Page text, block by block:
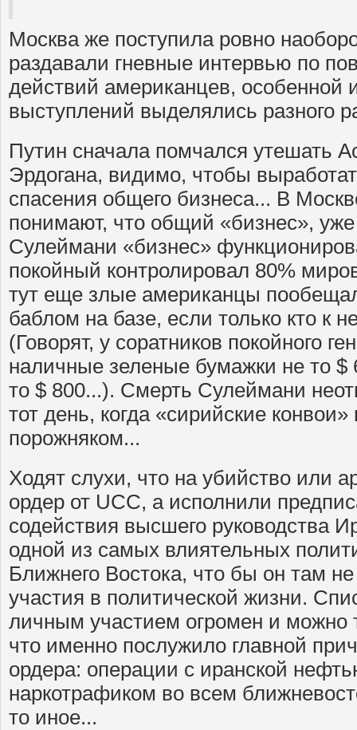
Москва же поступила ровно
раздавали гневные интервью по
действий американцев, особенной
выступлений выделялись разного
Путин сначала помчался утешать
Эрдогана, видимо, чтобы
спасения общего бизнеса... В
понимают, что общий «бизнес»,
Сулеймани «бизнес»
покойный контролировал 80%
тут еще злые американцы
баблом на базе, если только кто к
(Говорят, у соратников покойного
наличные зеленые бумажки не то $
то $ 800...). Смерть Сулеймани
тот день, когда «сирийские конвои»
порожняком...
Ходят слухи, что на убийство или
ордер от UCC, а исполнили
содействия высшего руководства
одной из самых влиятельных
Ближнего Востока, что бы он там не
участия в политической жизни.
личным участием огромен и можно
что именно послужило главной
ордера: операции с иранской
наркотрафиком во всем
то иное...